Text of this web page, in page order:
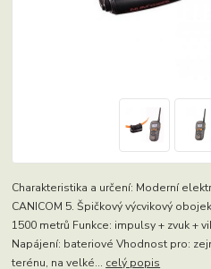
Charakteristika a určení: Moderní
CANICOM 5. Špičkový výcvikový
1500 metrů Funkce: impulsy + zvuk +
Napájení: bateriové Vhodnost pro:
terénu, na velké... celý popis